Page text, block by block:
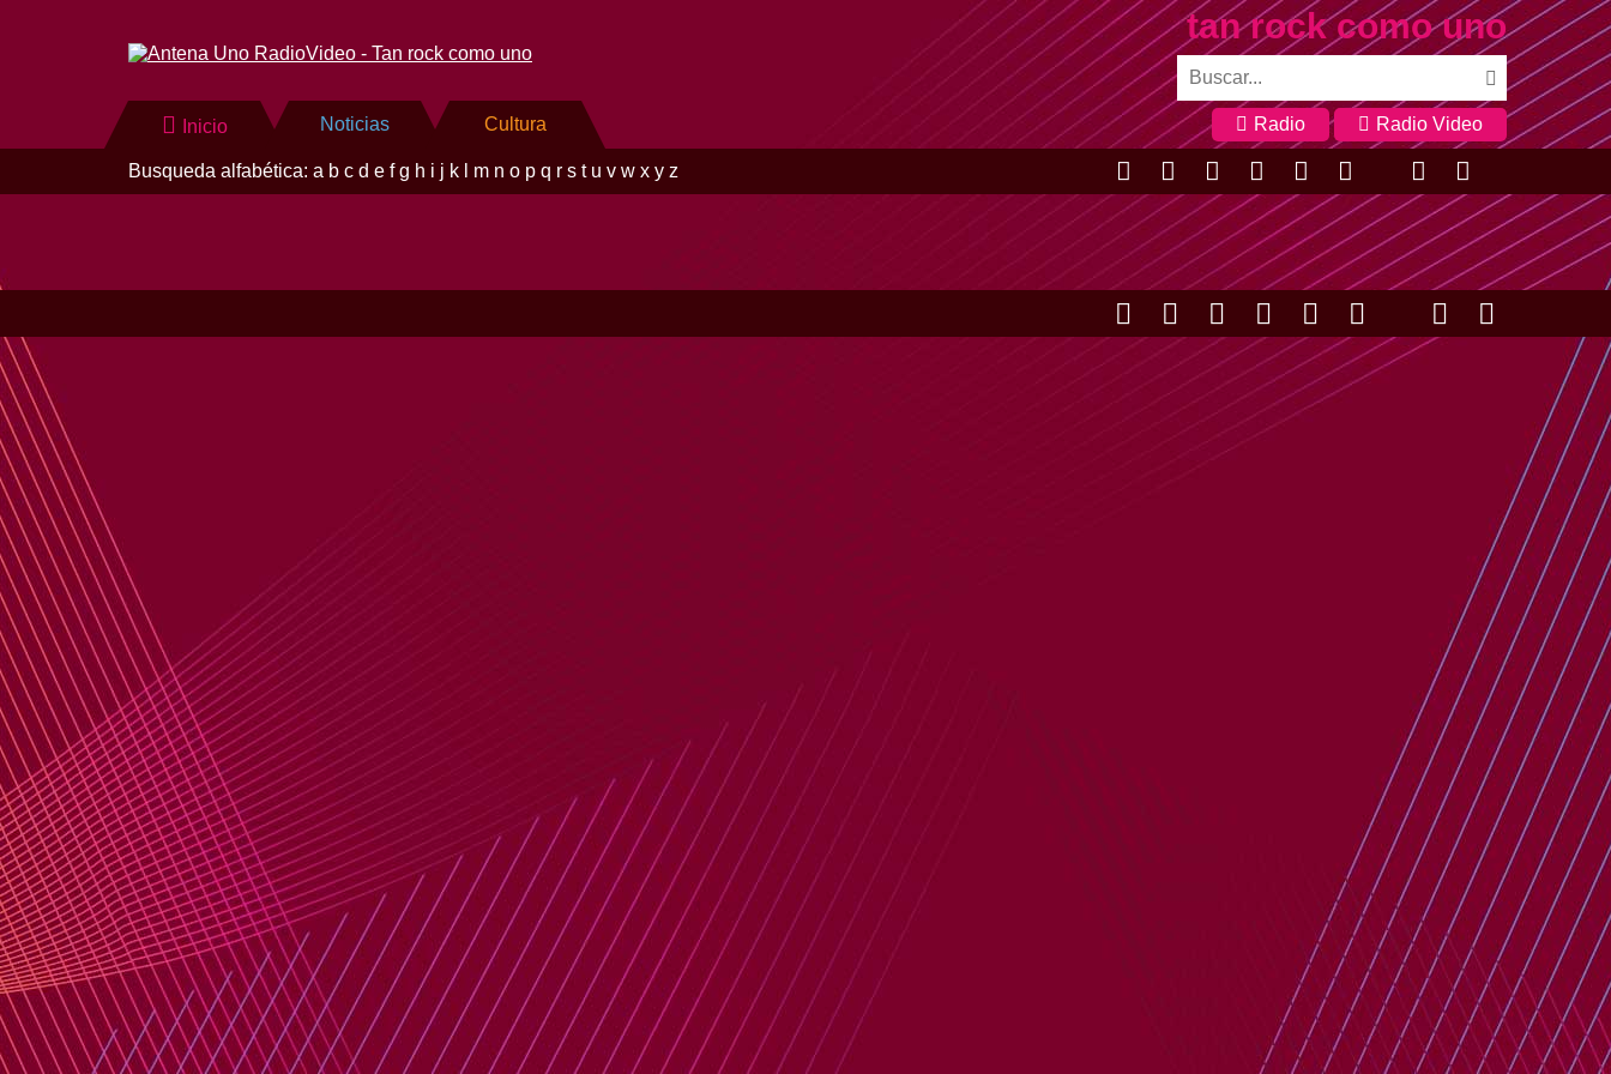
tan rock como uno
Inicio Noticias Cultura Radio Radio Video
Busqueda alfabética: a b c d e f g h i j k m n o p q r s t u v w x y z